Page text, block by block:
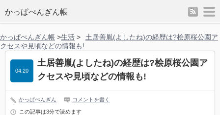
かっぱぺんぎん帳 rss
かっぱぺんぎん帳 >生活 >
土居善胤(よしたね)の経歴は?桧原桜公園ア
クセスや見頃などの情報も!
土居善胤(よしたね)の経歴は?桧原桜公園ア
クセスや見頃などの情報も!
04.20
かっぱぺんぎん コメントを書く
この記事は3分で読めます